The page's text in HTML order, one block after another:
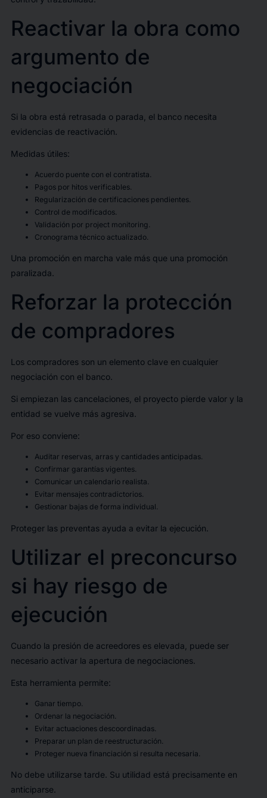
Reactivar la obra como
argumento de
negociación
Si la obra está retrasada o parada, el banco necesita
evidencias de reactivación.
Medidas útiles:
Acuerdo puente con el contratista.
Pagos por hitos verificables.
Regularización de certificaciones pendientes.
Control de modificados.
Validación por project monitoring.
Cronograma técnico actualizado.
Una promoción en marcha vale más que una promoción
paralizada.
Reforzar la protección
de compradores
Los compradores son un elemento clave en cualquier
negociación con el banco.
Si empiezan las cancelaciones, el proyecto pierde valor y la
entidad se vuelve más agresiva.
Por eso conviene:
Auditar reservas, arras y cantidades anticipadas.
Confirmar garantías vigentes.
Comunicar un calendario realista.
Evitar mensajes contradictorios.
Gestionar bajas de forma individual.
Proteger las preventas ayuda a evitar la ejecución.
Utilizar el preconcurso
si hay riesgo de
ejecución
Cuando la presión de acreedores es elevada, puede ser
necesario activar la apertura de negociaciones.
Esta herramienta permite:
Ganar tiempo.
Ordenar la negociación.
Evitar actuaciones descoordinadas.
Preparar un plan de reestructuración.
Proteger nueva financiación si resulta necesaria.
No debe utilizarse tarde. Su utilidad está precisamente en
anticiparse.